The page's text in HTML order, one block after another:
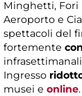
Minghetti, Fori
Aeroporto e
spettacoli del
fortemente
Ingresso
musei e online.